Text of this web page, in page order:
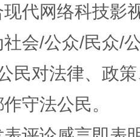
代网络科技影
会/公众/民众/
民对法律、政
守法公民。